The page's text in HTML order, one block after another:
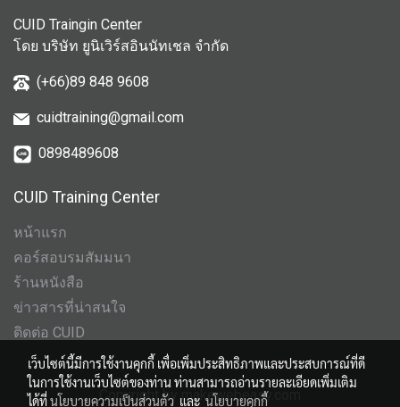
CUID Traingin Center
โดย บริษัท ยูนิเวิร์สอินนัทเชล จำกัด
(+66)89 848 9608
cuidtraining@gmail.com
0898489608
CUID Training Center
หน้าแรก
คอร์สอบรมสัมมนา
ร้านหนังสือ
ข่าวสารที่น่าสนใจ
ติดต่อ CUID
Copyright by makewebeasy.com
เว็บไซต์นี้มีการใช้งานคุกกี้ เพื่อเพิ่มประสิทธิภาพและประสบการณ์ที่ดี
ในการใช้งานเว็บไซต์ของท่าน ท่านสามารถอ่านรายละเอียดเพิ่มเติม
ได้ที่นโยบายความเป็นส่วนตัว และ นโยบายคุกกี้